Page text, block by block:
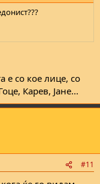
е со кое лице, со
Карев, Јане...
#11